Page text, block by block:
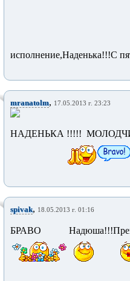
исполнение,Наденька!!!С
mranatolm, 17.05.2013 г. 23:23
НАДЕНЬКА !!!!!
spivak, 18.05.2013 г. 01:16
БРАВО